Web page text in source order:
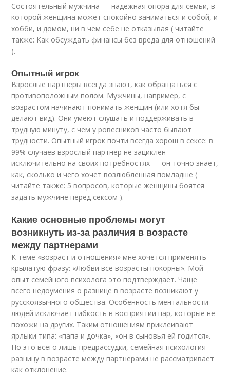
Состоятельный мужчина — надежная опора для семьи, в
которой женщина может спокойно заниматься и собой, и
хобби, и домом, ни в чем себе не отказывая ( читайте
также: Как обсуждать финансы без вреда для отношений
).
Опытный игрок
Взрослые партнеры всегда знают, как обращаться с
противоположным полом. Мужчины, например, с
возрастом начинают понимать женщин (или хотя бы
делают вид). Они умеют слушать и поддерживать в
трудную минуту, с чем у ровесников часто бывают
трудности. Опытный игрок почти всегда хорош в сексе: в
99% случаев взрослый партнер не зациклен
исключительно на своих потребностях — он точно знает,
как, сколько и чего хочет возлюбленная помладше (
читайте также: 5 вопросов, которые женщины боятся
задать мужчине перед сексом ).
Какие основные проблемы могут
возникнуть из-за различия в возрасте
между партнерами
К теме «возраст и отношения» мне хочется применять
крылатую фразу: «Любви все возрасты покорны». Мой
опыт семейного психолога это подтверждает. Чаще
всего недоумения о разнице в возрасте возникают у
русскоязычного общества. Особенность ментальности
людей исключает гибкость в восприятии пар, которые не
похожи на других. Таким отношениям приклеивают
ярлыки типа: «папа и дочка», «он в сыновья ей годится».
Но это всего лишь предрассудки, семейная психология
разницу в возрасте между партнерами не рассматривает
как отклонение.